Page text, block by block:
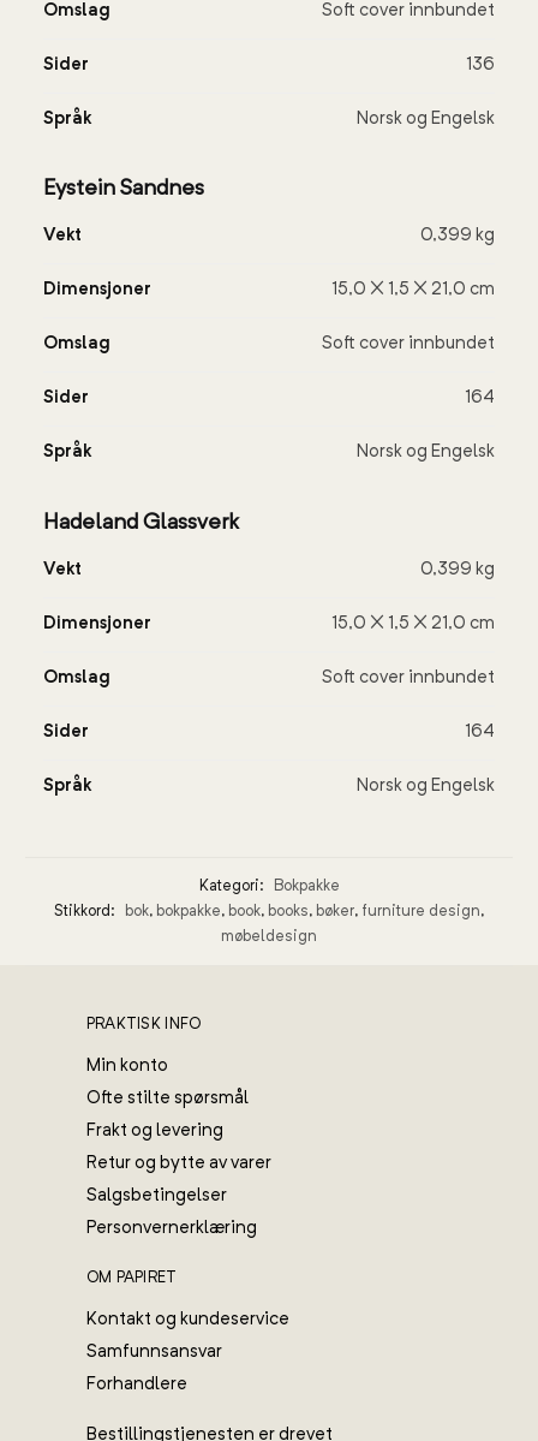
Omslag Soft cover innbundet
Sider 136
Språk Norsk og Engelsk
Eystein Sandnes
Vekt 0,399 kg
Dimensjoner 15,0 × 1,5 × 21,0 cm
Omslag Soft cover innbundet
Sider 164
Språk Norsk og Engelsk
Hadeland Glassverk
Vekt 0,399 kg
Dimensjoner 15,0 × 1,5 × 21,0 cm
Omslag Soft cover innbundet
Sider 164
Språk Norsk og Engelsk
Kategori:
Bokpakke
Stikkord:
bok, bokpakke, book, books, bøker, furniture design,
møbeldesign
PRAKTISK INFO
Min konto
Ofte stilte spørsmål
Frakt og levering
Retur og bytte av varer
Salgsbetingelser
Personvernerklæring
OM PAPIRET
Kontakt og kundeservice
Samfunnsansvar
Forhandlere
Bestillingstjenesten er drevet